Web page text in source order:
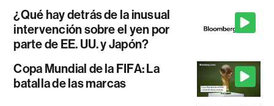
¿Qué hay detrás de la inusual
intervención sobre el yen por
parte de EE. UU. y Japón?
Copa Mundial de la FIFA: La
batalla de las marcas